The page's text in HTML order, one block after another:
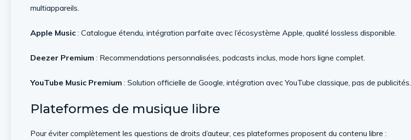
multiappareils.
Apple Music : Catalogue étendu, intégration parfaite avec l’écosystème Apple, qualité lossless disponible.
Deezer Premium : Recommendations personnalisées, podcasts inclus, mode hors ligne complet.
YouTube Music Premium : Solution officielle de Google, intégration avec YouTube classique, pas de publicités.
Plateformes de musique libre
Pour éviter complètement les questions de droits d’auteur, ces plateformes proposent du contenu libre :